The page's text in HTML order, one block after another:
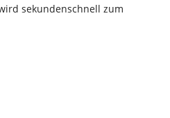
sekundenschnell zum